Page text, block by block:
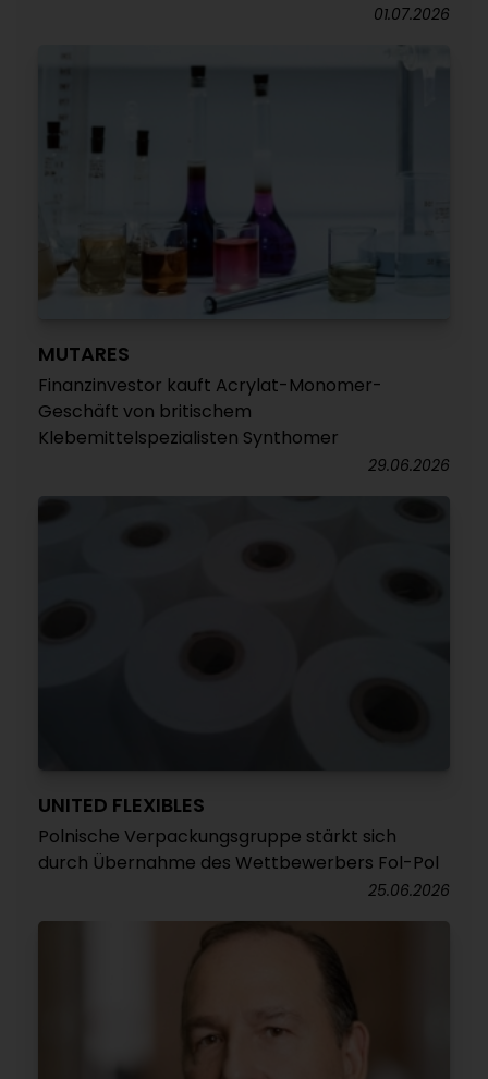
01.07.2026
MUTARES
Finanzinvestor kauft Acrylat-Monomer-
Geschäft von britischem
Klebemittelspezialisten Synthomer
29.06.2026
UNITED FLEXIBLES
Polnische Verpackungsgruppe stärkt sich
durch Übernahme des Wettbewerbers Fol-Pol
25.06.2026